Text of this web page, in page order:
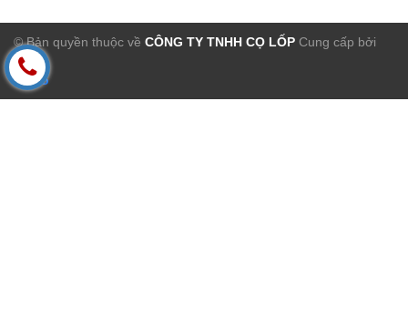
© Bản quyền thuộc về CÔNG TY TNHH CỌ LỐP Cung cấp bởi
Sapo